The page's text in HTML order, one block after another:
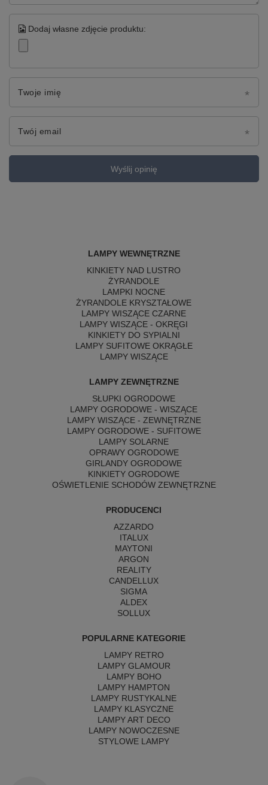
Dodaj własne zdjęcie produktu:
Twoje imię
Twój email
Wyślij opinię
LAMPY WEWNĘTRZNE
KINKIETY NAD LUSTRO
ŻYRANDOLE
LAMPKI NOCNE
ŻYRANDOLE KRYSZTAŁOWE
LAMPY WISZĄCE CZARNE
LAMPY WISZĄCE - OKRĘGI
KINKIETY DO SYPIALNI
LAMPY SUFITOWE OKRĄGŁE
LAMPY WISZĄCE
LAMPY ZEWNĘTRZNE
SŁUPKI OGRODOWE
LAMPY OGRODOWE - WISZĄCE
LAMPY WISZĄCE - ZEWNĘTRZNE
LAMPY OGRODOWE - SUFITOWE
LAMPY SOLARNE
OPRAWY OGRODOWE
GIRLANDY OGRODOWE
KINKIETY OGRODOWE
OŚWIETLENIE SCHODÓW ZEWNĘTRZNE
PRODUCENCI
AZZARDO
ITALUX
MAYTONI
ARGON
REALITY
CANDELLUX
SIGMA
ALDEX
SOLLUX
POPULARNE KATEGORIE
LAMPY RETRO
LAMPY GLAMOUR
LAMPY BOHO
LAMPY HAMPTON
LAMPY RUSTYKALNE
LAMPY KLASYCZNE
LAMPY ART DECO
LAMPY NOWOCZESNE
STYLOWE LAMPY